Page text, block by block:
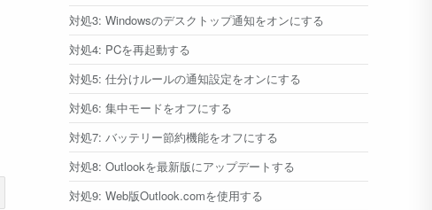
対処3: Windowsのデスクトップ通知をオンにする
対処4: PCを再起動する
対処5: 仕分けルールの通知設定をオンにする
対処6: 集中モードをオフにする
対処7: バッテリー節約機能をオフにする
対処8: Outlookを最新版にアップデートする
対処9: Web版Outlook.comを使用する